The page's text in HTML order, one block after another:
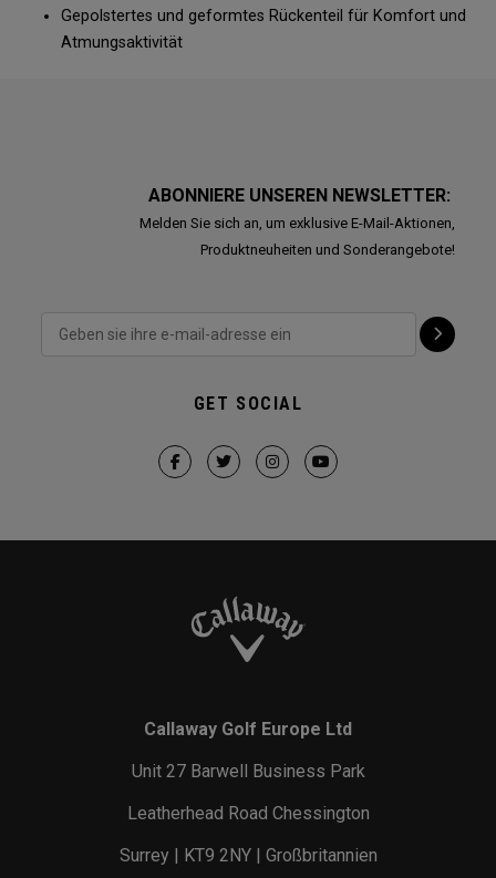
Gepolstertes und geformtes Rückenteil für Komfort und
Atmungsaktivität
ABONNIERE UNSEREN NEWSLETTER:
Melden Sie sich an, um exklusive E-Mail-Aktionen,
Produktneuheiten und Sonderangebote!
GET SOCIAL
Callaway Golf Europe Ltd
Unit 27 Barwell Business Park
Leatherhead Road Chessington
Surrey | KT9 2NY | Großbritannien